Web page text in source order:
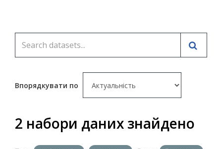
Впорядкувати по
2 набори даних знайдено